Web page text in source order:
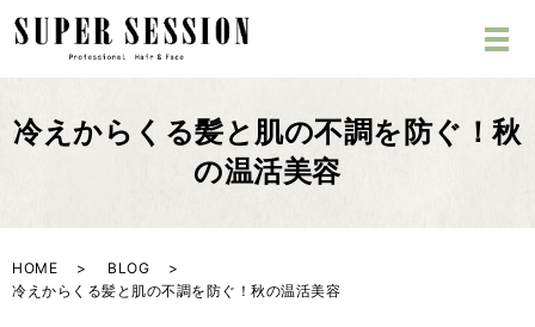
冷えからくる髪と肌の不調を防ぐ！秋
の温活美容
HOME
BLOG
冷えからくる髪と肌の不調を防ぐ！秋の温活美容